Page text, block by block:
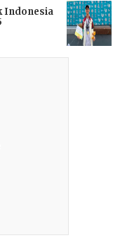
Indonesia